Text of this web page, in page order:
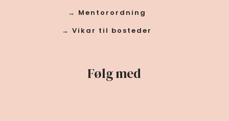
→ Mentorordning
→ Vikar til bosteder
Følg med